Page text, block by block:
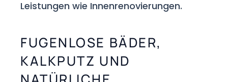
Leistungen wie Innenrenovierungen.
FUGENLOSE BÄDER,
KALKPUTZ UND